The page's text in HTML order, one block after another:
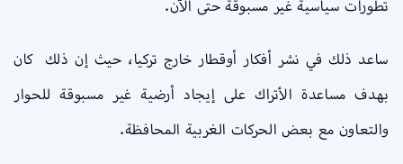
تطورات سياسية غير مسبوقة حتى الآن.
ساعد ذلك في نشر أفكار أوقطار خارج تركيا، حيث إن ذلك كان
بهدف مساعدة الأتراك على إيجاد أرضية غير مسبوقة للحوار
والتعاون مع بعض الحركات الغربية المحافظة.